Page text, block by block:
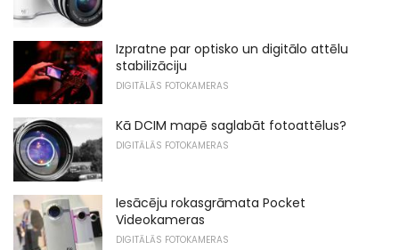
Izpratne par optisko un digitālo attēlu
stabilizāciju
DIGITĀLĀS FOTOKAMERAS
Kā DCIM mapē saglabāt fotoattēlus?
DIGITĀLĀS FOTOKAMERAS
Iesācēju rokasgrāmata Pocket
Videokameras
DIGITĀLĀS FOTOKAMERAS